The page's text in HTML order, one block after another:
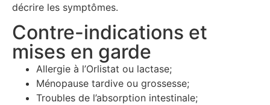
décrire les symptômes.
Contre-indications et
mises en garde
Allergie à l’Orlistat ou lactase;
Ménopause tardive ou grossesse;
Troubles de l’absorption intestinale;